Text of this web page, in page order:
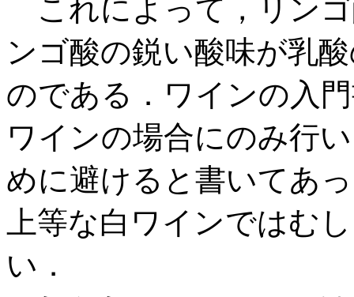
これによって，リン
ンゴ酸の鋭い酸味が乳
のである．ワインの入
ワインの場合にのみ行
めに避けると書いてあ
上等な白ワインではむ
い．